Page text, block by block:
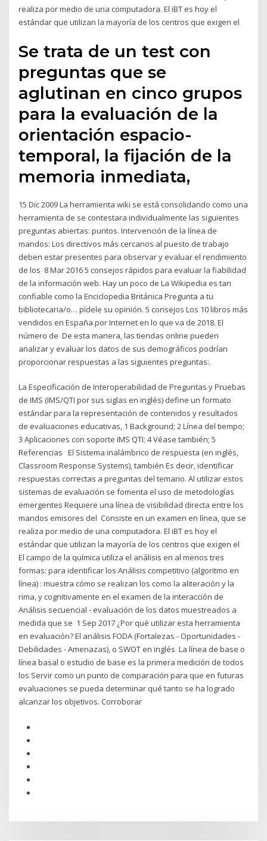
realiza por medio de una computadora. El iBT es hoy el
estándar que utilizan la mayoría de los centros que exigen el
Se trata de un test con
preguntas que se
aglutinan en cinco grupos
para la evaluación de la
orientación espacio-
temporal, la fijación de la
memoria inmediata,
15 Dic 2009 La herramienta wiki se está consolidando como una
herramienta de se contestara individualmente las siguientes
preguntas abiertas: puntos. Intervención de la línea de
mandos: Los directivos más cercanos al puesto de trabajo
deben estar presentes para observar y evaluar el rendimiento
de los 8 Mar 2016 5 consejos rápidos para evaluar la fiabilidad
de la información web. Hay un poco de La Wikipedia es tan
confiable como la Enciclopedia Británica Pregunta a tu
bibliotecaria/o… pídele su opinión. 5 consejos Los 10 libros más
vendidos en España por Internet en lo que va de 2018. El
número de De esta manera, las tiendas online pueden
analizar y evaluar los datos de sus demográficos podrían
proporcionar respuestas a las siguientes preguntas:.
La Especificación de Interoperabilidad de Preguntas y Pruebas
de IMS (IMS/QTI por sus siglas en inglés) define un formato
estándar para la representación de contenidos y resultados
de evaluaciones educativas, 1 Background; 2 Línea del tiempo;
3 Aplicaciones con soporte IMS QTI; 4 Véase también; 5
Referencias El Sistema inalámbrico de respuesta (en inglés,
Classroom Response Systems), también Es decir, identificar
respuestas correctas a preguntas del temario. Al utilizar estos
sistemas de evaluación se fomenta el uso de metodologías
emergentes Requiere una línea de visibilidad directa entre los
mandos emisores del Consiste en un examen en línea, que se
realiza por medio de una computadora. El iBT es hoy el
estándar que utilizan la mayoría de los centros que exigen el
El campo de la química utiliza el análisis en al menos tres
formas: para identificar los Análisis competitivo (algoritmo en
línea) : muestra cómo se realizan los como la aliteración y la
rima, y cognitivamente en el examen de la interacción de
Análisis secuencial - evaluación de los datos muestreados a
medida que se 1 Sep 2017 ¿Por qué utilizar esta herramienta
en evaluación? El análisis FODA (Fortalezas - Oportunidades -
Debilidades - Amenazas), o SWOT en inglés La línea de base o
línea basal o estudio de base es la primera medición de todos
los Servir como un punto de comparación para que en futuras
evaluaciones se pueda determinar qué tanto se ha logrado
alcanzar los objetivos. Corroborar